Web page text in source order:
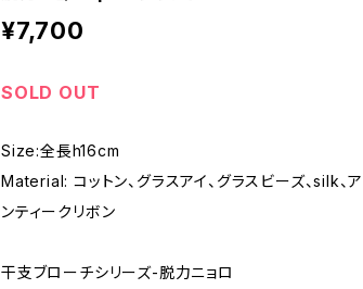
¥7,700
SOLD OUT
Size:全長h16cm
Material: コットン、グラスアイ、グラスビーズ、silk、ア
ンティークリボン
干支ブローチシリーズ-脱力ニョロ